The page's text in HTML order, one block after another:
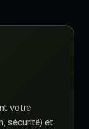
votre
sécurité) et